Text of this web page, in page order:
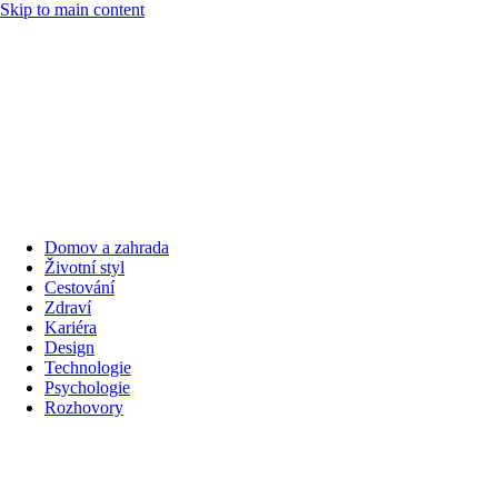
Skip to main content
Domov a zahrada
Životní styl
Cestování
Zdraví
Kariéra
Design
Technologie
Psychologie
Rozhovory